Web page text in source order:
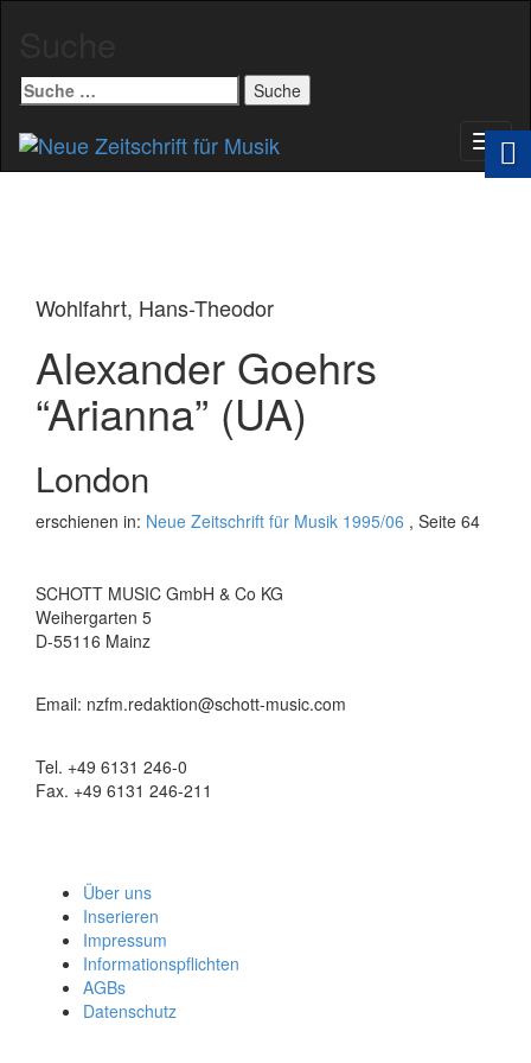
Suche
nach:
Wohlfahrt, Hans-Theodor
Alexander Goehrs
“Arianna” (UA)
London
erschienen in: Neue Zeitschrift für Musik 1995/06 , Seite 64
SCHOTT MUSIC GmbH & Co KG
Weihergarten 5
D-55116 Mainz
Email: nzfm.redaktion@schott-music.com
Tel. +49 6131 246-0
Fax. +49 6131 246-211
Über uns
Inserieren
Impressum
Informationspflichten
AGBs
Datenschutz